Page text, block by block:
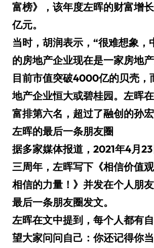
富榜》，该年度左晖的财富增
亿元。
当时，胡润表示，“很难想象，
的房地产企业现在是一家房地
目前市值突破4000亿的贝壳，
地产企业恒大或碧桂园。左晖
富排第六名，超过了融创的孙
左晖的最后一条朋友圈
据多家媒体报道，2021年4月
三周年，左晖写下《相信价值
相信的力量！》并发在个人朋
最后一条朋友圈发文。
左晖在文中提到，每个人都有
望大家问问自己：你还记得你